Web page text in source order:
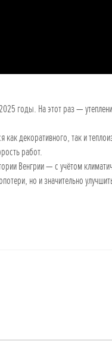
годы. На этот раз —
декоративного, так и
работ.
Венгрии — с учётом
но и значительно